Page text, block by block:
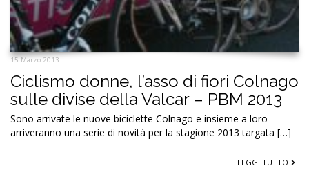
15 Marzo 2013
Ciclismo donne, l’asso di fiori Colnago
sulle divise della Valcar – PBM 2013
Sono arrivate le nuove biciclette Colnago e insieme a loro
arriveranno una serie di novità per la stagione 2013 targata […]
LEGGI TUTTO